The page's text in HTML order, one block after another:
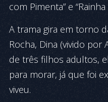
com Pimenta” e “Rainha
A trama gira em torno
Rocha, Dina (vivido por
de três filhos adultos,
para morar, já que foi
viveu.